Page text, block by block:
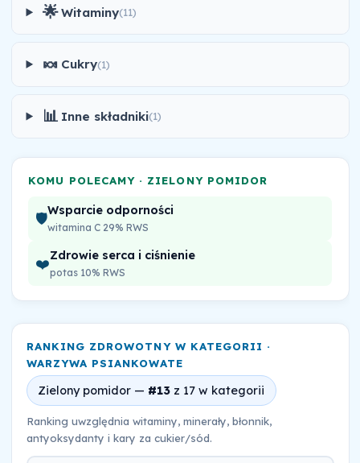
🌟 Witaminy(11)
🍬 Cukry(1)
📊 Inne składniki(1)
KOMU POLECAMY · ZIELONY POMIDOR
🛡️Wsparcie odporności
witamina C 29% RWS
❤️Zdrowie serca i ciśnienie
potas 10% RWS
RANKING ZDROWOTNY W KATEGORII ·
WARZYWA PSIANKOWATE
Zielony pomidor — #13 z 17 w kategorii
Ranking uwzględnia witaminy, minerały, błonnik,
antyoksydanty i kary za cukier/sód.